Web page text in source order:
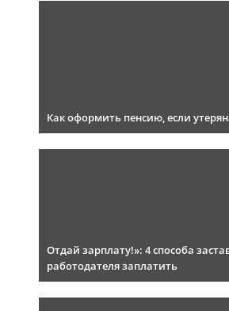
Как оформить пенсию, если
Отдай зарплату!»: 4 способа
работодателя заплатить